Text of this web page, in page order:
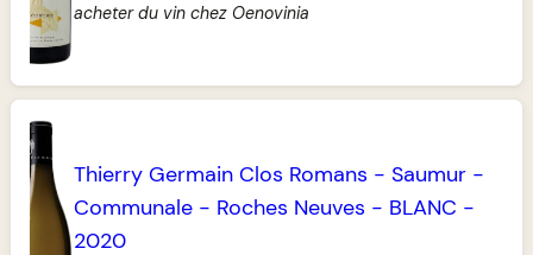
acheter du vin chez Oenovinia
Thierry Germain Clos Romans - Saumur-
Communale- Roches Neuves - BLANC -
2020